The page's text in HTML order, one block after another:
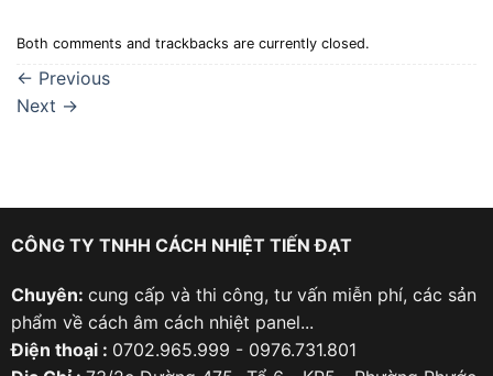
Both comments and trackbacks are currently closed.
← Previous
Next →
CÔNG TY TNHH CÁCH NHIỆT TIẾN ĐẠT
Chuyên: cung cấp và thi công, tư vấn miễn phí, các sản
phẩm về cách âm cách nhiệt panel...
Điện thoại : 0702.965.999 - 0976.731.801